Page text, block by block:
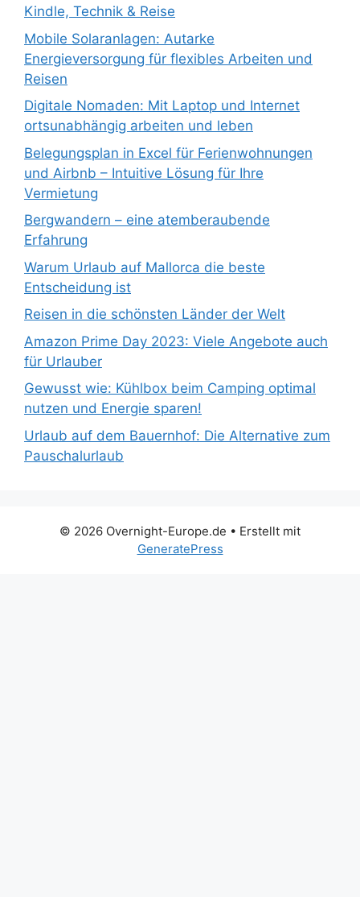
Kindle, Technik & Reise
Mobile Solaranlagen: Autarke
Energieversorgung für flexibles Arbeiten und
Reisen
Digitale Nomaden: Mit Laptop und Internet
ortsunabhängig arbeiten und leben
Belegungsplan in Excel für Ferienwohnungen
und Airbnb – Intuitive Lösung für Ihre
Vermietung
Bergwandern – eine atemberaubende
Erfahrung
Warum Urlaub auf Mallorca die beste
Entscheidung ist
Reisen in die schönsten Länder der Welt
Amazon Prime Day 2023: Viele Angebote auch
für Urlauber
Gewusst wie: Kühlbox beim Camping optimal
nutzen und Energie sparen!
Urlaub auf dem Bauernhof: Die Alternative zum
Pauschalurlaub
© 2026 Overnight-Europe.de • Erstellt mit
GeneratePress